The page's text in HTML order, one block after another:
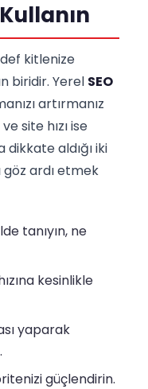
kitlenize
biridir. Yerel SEO
artırmanız
site hızı ise
dikkate aldığı iki
ardı etmek
tanıyın, ne
kesinlikle
yaparak
güçlendirin.